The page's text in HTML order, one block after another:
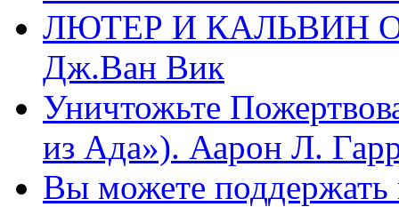
ЛЮТЕР И КАЛЬВИН
Дж.Ван Вик
Уничтожьте
из Ада»). Аарон Л.
Вы можете